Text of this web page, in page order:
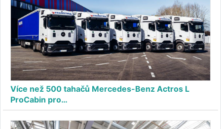
Více než 500 tahačů Mercedes-Benz Actros L
ProCabin pro…